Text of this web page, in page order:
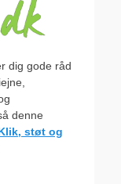
dig gode råd
denne
støt og